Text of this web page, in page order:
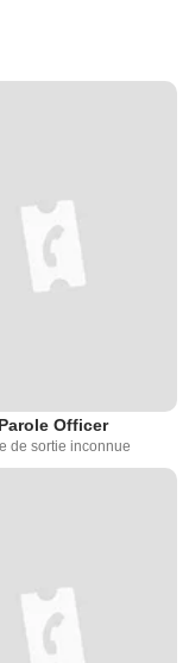
Parole Officer
de sortie inconnue